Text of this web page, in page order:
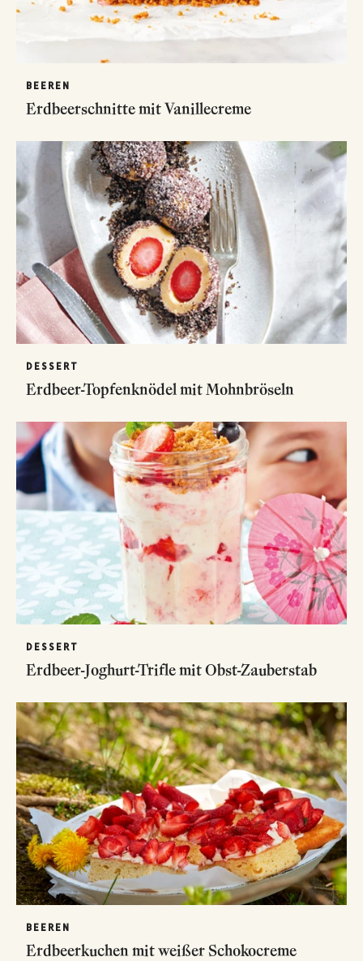
BEEREN
Erdbeerschnitte mit Vanillecreme
DESSERT
Erdbeer-Topfenknödel mit Mohnbröseln
DESSERT
Erdbeer-Joghurt-Trifle mit Obst-Zauberstab
BEEREN
Erdbeerkuchen mit weißer Schokocreme